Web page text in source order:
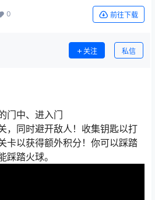
0 前往下载
关注 私信
门中、进入门
，同时避开敌人！收集钥匙以打
卡以获得额外积分！你可以踩踏
踩踏火球。